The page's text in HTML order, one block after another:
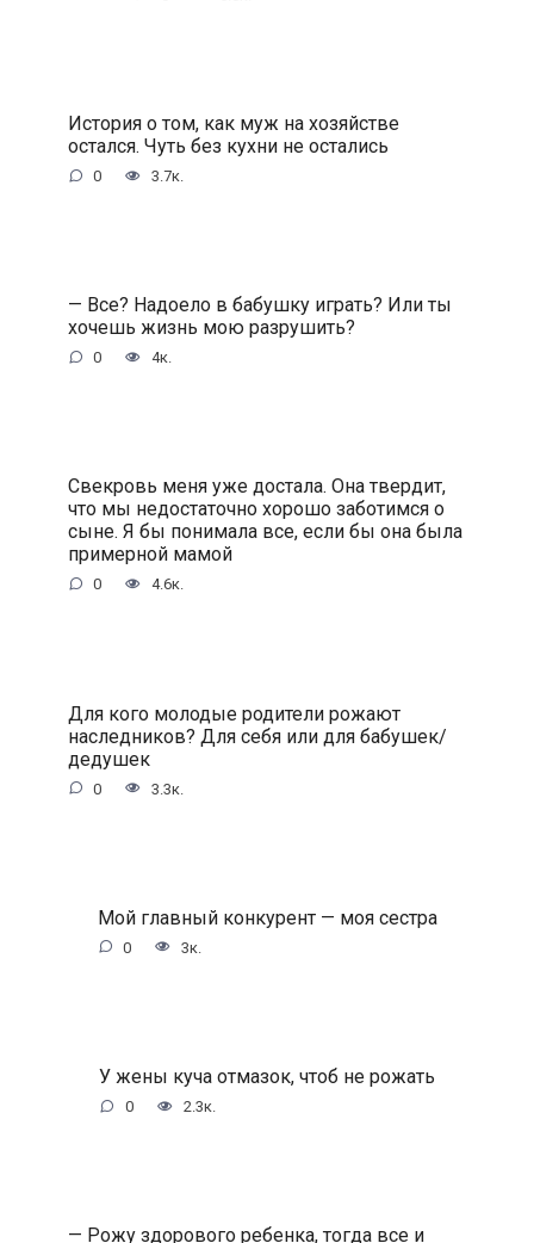
История о том, как муж на хозяйстве
остался. Чуть без кухни не остались
0 3.7к.
— Все? Надоело в бабушку играть? Или ты
хочешь жизнь мою разрушить?
0 4к.
Свекровь меня уже достала. Она твердит,
что мы недостаточно хорошо заботимся о
сыне. Я бы понимала все, если бы она была
примерной мамой
0 4.6к.
Для кого молодые родители рожают
наследников? Для себя или для бабушек/
дедушек
0 3.3к.
Мой главный конкурент — моя сестра
0 3к.
У жены куча отмазок, чтоб не рожать
0 2.3к.
— Рожу здорового ребенка, тогда все и